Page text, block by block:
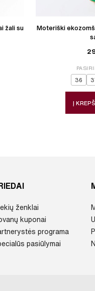
žali su
Moteriški
36
Į
ženklai
kuponai
programa
pasiūlymai